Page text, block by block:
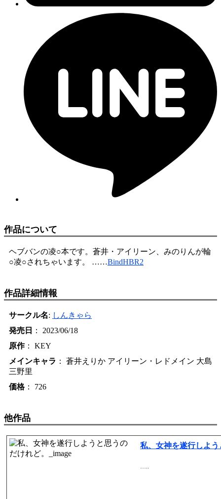
作品について
ヘブバンの凌○本です。蒼井・アイリーン、みのりんが輪
○凌○されちゃいます。 ……BindHBR2
作品詳細情報
サークル名: しんきゃら
発売日
： 2023/06/18
原作： KEY
メインキャラ ： 蒼井えりか アイリーン・レドメイン 大島
三野里
価格： 726
他作品
私、女神を遂行しよ
…..